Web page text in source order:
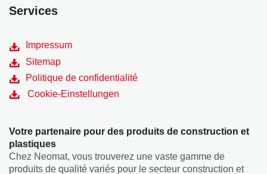
Services
Impressum
Sitemap
Politique de confidentialité
Cookie-Einstellungen
Votre partenaire pour des produits de construction et
plastiques
Chez Neomat, vous trouverez une vaste gamme de
produits de qualité variés pour le secteur construction et